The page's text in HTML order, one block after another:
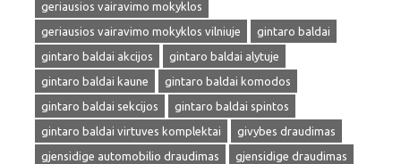
geriausios vairavimo mokyklos
geriausios vairavimo mokyklos vilniuje
gintaro baldai
gintaro baldai akcijos
gintaro baldai alytuje
gintaro baldai kaune
gintaro baldai komodos
gintaro baldai sekcijos
gintaro baldai spintos
gintaro baldai virtuves komplektai
givybes draudimas
gjensidige automobilio draudimas
gjensidige draudimas